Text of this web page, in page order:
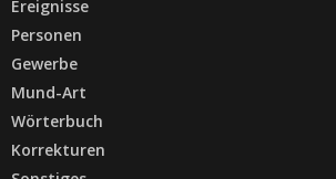
Ereignisse
Personen
Gewerbe
Mund-Art
Wörterbuch
Korrekturen